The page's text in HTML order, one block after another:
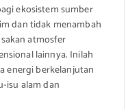
ekosistem sumber
dan tidak menambah
atmosfer
lainnya. Inilah
energi berkelanjutan
isu alam dan